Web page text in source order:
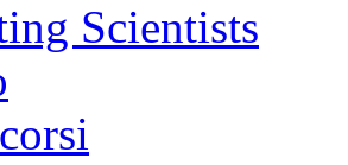
Scientists